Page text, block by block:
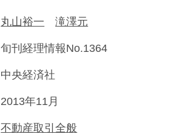
丸山裕一 滝澤元
旬刊経理情報No.1364
中央経済社
2013年11月
不動産取引全般